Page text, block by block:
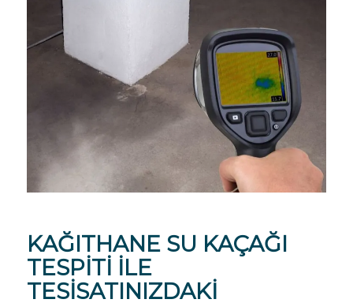
KAĞITHANE SU KAÇAĞI
TESPITI ILE
TESISATINIZDAKI